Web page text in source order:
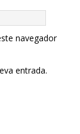
navegador
entrada.